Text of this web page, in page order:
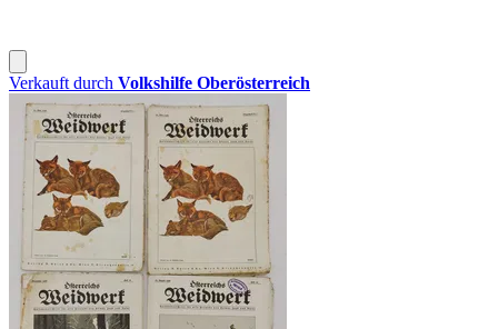
Verkauft durch Volkshilfe Oberösterreich